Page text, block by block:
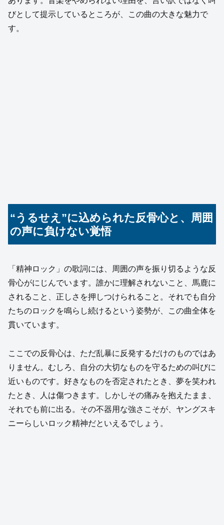
びとして提示しているところが、この曲の大きな魅力で
す。
“うるせえ”に込められた反骨心と、周囲
の声に負けない覚悟
「精神ロック」の歌詞には、周囲の声を振り切るような反
骨心がにじんでいます。誰かに理解されないこと、馬鹿に
されること、正しさを押しつけられること。それでも自分
たちのロックを鳴らし続けるという姿勢が、この曲全体を
貫いています。
ここでの反骨心は、ただ乱暴に反発するだけのものではあ
りません。むしろ、自分の大切なものを守るための叫びに
近いものです。好きなものを否定されたとき、夢を笑われ
たとき、人は傷つきます。しかしその痛みを抱えたまま、
それでも前に出る。その不器用な強さこそが、ヤングスキ
ニーらしいロック精神だといえるでしょう。